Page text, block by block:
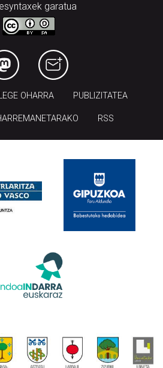
garatua
OHARRA PUBLIZITATEA
RSS